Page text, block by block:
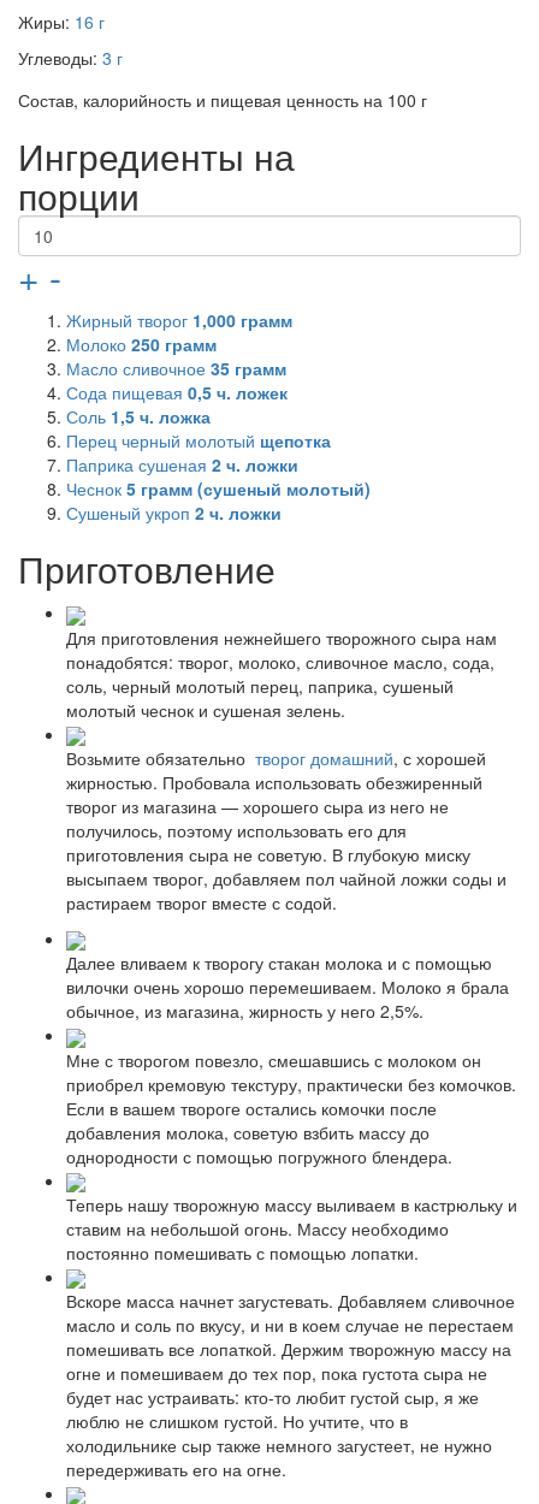
Жиры: 16 г
Углеводы: 3 г
Состав, калорийность и пищевая ценность на 100 г
Ингредиенты на
порции
+ -
Жирный творог 1,000 грамм
Молоко 250 грамм
Масло сливочное 35 грамм
Сода пищевая 0,5 ч. ложек
Соль 1,5 ч. ложка
Перец черный молотый щепотка
Паприка сушеная 2 ч. ложки
Чеснок 5 грамм (сушеный молотый)
Сушеный укроп 2 ч. ложки
Приготовление
Для приготовления нежнейшего творожного сыра нам
понадобятся: творог, молоко, сливочное масло, сода,
соль, черный молотый перец, паприка, сушеный
молотый чеснок и сушеная зелень.
Возьмите обязательно творог домашний, с хорошей
жирностью. Пробовала использовать обезжиренный
творог из магазина — хорошего сыра из него не
получилось, поэтому использовать его для
приготовления сыра не советую. В глубокую миску
высыпаем творог, добавляем пол чайной ложки соды и
растираем творог вместе с содой.
Далее вливаем к творогу стакан молока и с помощью
вилочки очень хорошо перемешиваем. Молоко я брала
обычное, из магазина, жирность у него 2,5%.
Мне с творогом повезло, смешавшись с молоком он
приобрел кремовую текстуру, практически без комочков.
Если в вашем твороге остались комочки после
добавления молока, советую взбить массу до
однородности с помощью погружного блендера.
Теперь нашу творожную массу выливаем в кастрюльку и
ставим на небольшой огонь. Массу необходимо
постоянно помешивать с помощью лопатки.
Вскоре масса начнет загустевать. Добавляем сливочное
масло и соль по вкусу, и ни в коем случае не перестаем
помешивать все лопаткой. Держим творожную массу на
огне и помешиваем до тех пор, пока густота сыра не
будет нас устраивать: кто-то любит густой сыр, я же
люблю не слишком густой. Но учтите, что в
холодильнике сыр также немного загустеет, не нужно
передерживать его на огне.